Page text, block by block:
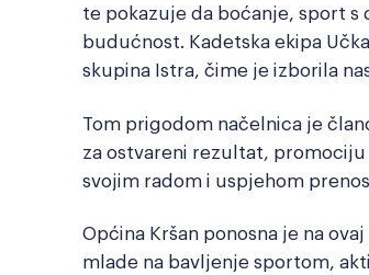
te pokazuje da boćanje, sport
budućnost. Kadetska ekipa
skupina Istra, čime je izborila
Tom prigodom načelnica je
za ostvareni rezultat,
svojim radom i uspjehom
Općina Kršan ponosna je na
mlade na bavljenje sportom,